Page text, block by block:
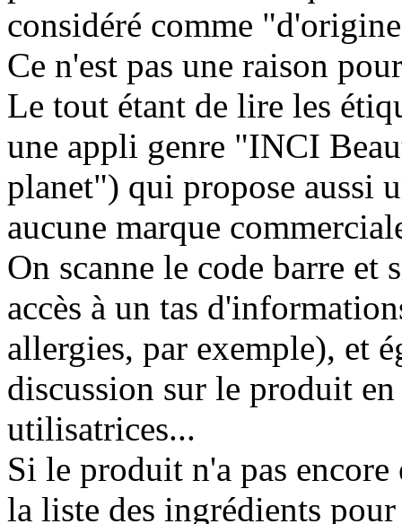
considéré comme
Ce n'est pas une raison
Le tout étant de lire les
une appli genre "INCI
planet") qui propose aussi
aucune marque
On scanne le code barre et
accès à un tas
allergies, par exemple), et
discussion sur le produit
utilisatrices...
Si le produit n'a pas
la liste des ingrédients